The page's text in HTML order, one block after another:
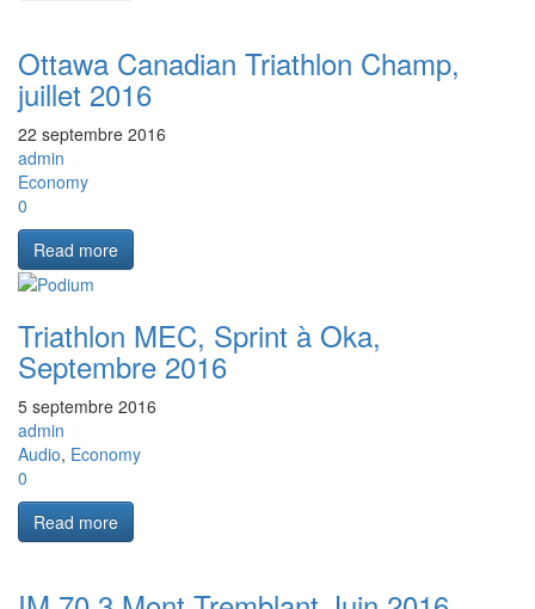
Ottawa Canadian Triathlon Champ,
juillet 2016
22 septembre 2016
admin
Economy
0
Read more
Triathlon MEC, Sprint à Oka,
Septembre 2016
5 septembre 2016
admin
Audio, Economy
0
Read more